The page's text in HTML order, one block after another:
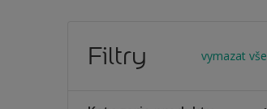
Filtry vymazat vše